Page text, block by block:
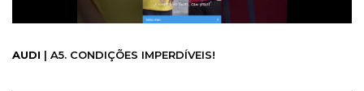
AUDI | A5. CONDIÇÕES IMPERDÍVEIS!